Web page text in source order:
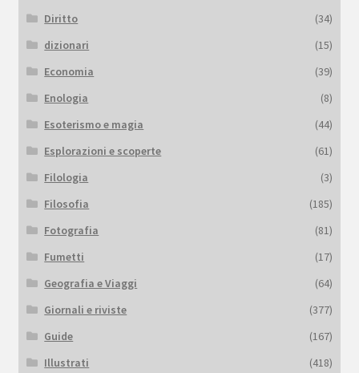
Diritto
(34)
dizionari
(15)
Economia
(39)
Enologia
(8)
Esoterismo e magia
(44)
Esplorazioni e scoperte
(61)
Filologia
(3)
Filosofia
(185)
Fotografia
(81)
Fumetti
(17)
Geografia e Viaggi
(64)
Giornali e riviste
(377)
Guide
(167)
Illustrati
(418)